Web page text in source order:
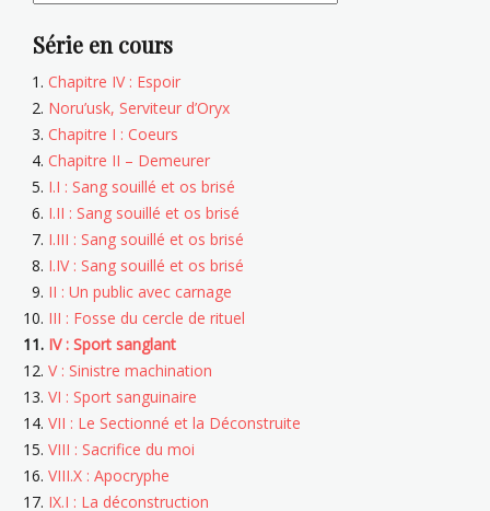
Série en cours
Chapitre IV : Espoir
Noru’usk, Serviteur d’Oryx
Chapitre I : Coeurs
Chapitre II – Demeurer
I.I : Sang souillé et os brisé
I.II : Sang souillé et os brisé
I.III : Sang souillé et os brisé
I.IV : Sang souillé et os brisé
II : Un public avec carnage
III : Fosse du cercle de rituel
IV : Sport sanglant
V : Sinistre machination
VI : Sport sanguinaire
VII : Le Sectionné et la Déconstruite
VIII : Sacrifice du moi
VIII.X : Apocryphe
IX.I : La déconstruction